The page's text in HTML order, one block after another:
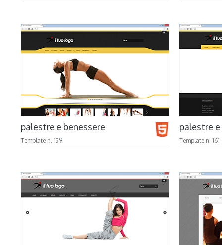
palestre e benessere
Template n. 159
palestre e
Template n. 161